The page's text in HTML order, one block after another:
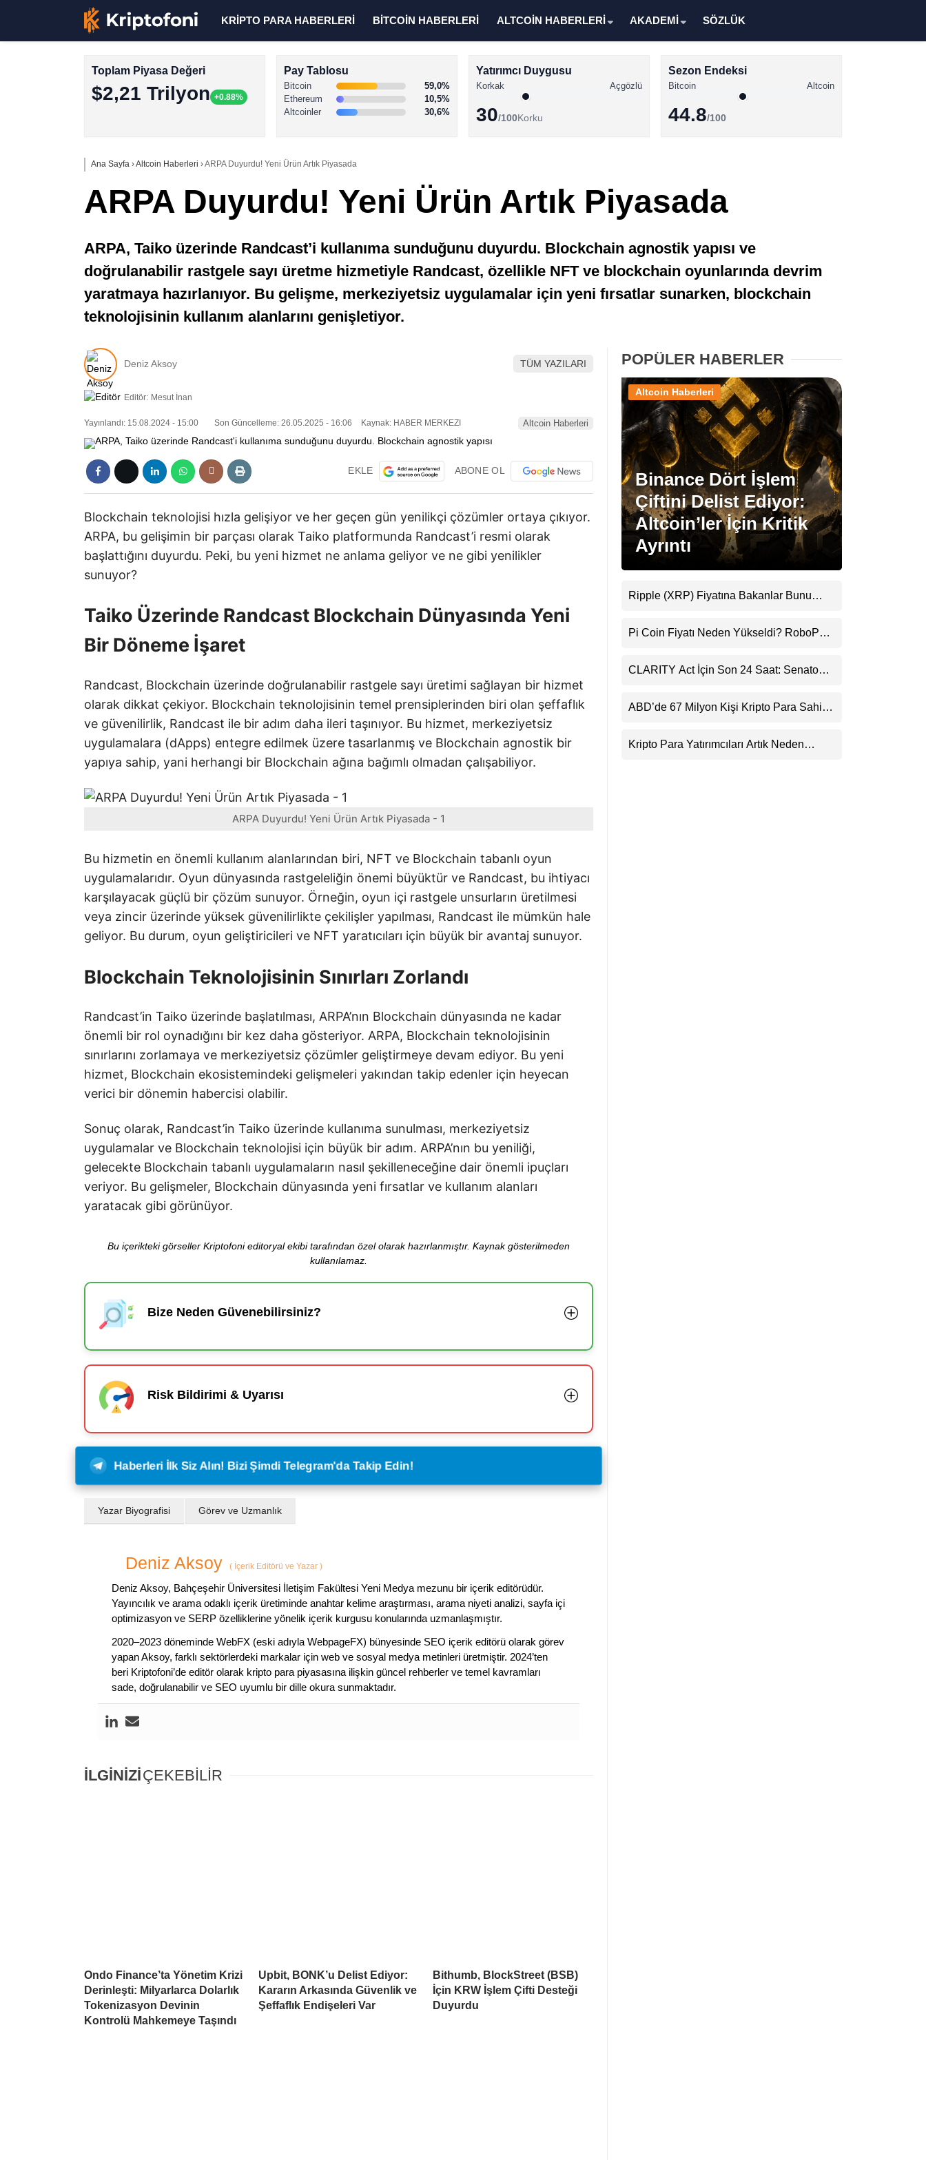
XRP Haberleri
Facebook
Instagram
Youtube
TikTok
KRİPTO PARA HABERLERİ BİTCOİN HABERLERİ ALTCOİN HABERLERİ AKADEMİ SÖZLÜK
Toplam Piyasa Değeri
$2,21 Trilyon +0.88%
Pay Tablosu
Bitcoin
59,0%
Ethereum
10,5%
Altcoinler
30,6%
Yatırımcı Duygusu
Korkak Açgözlü
30/100Korku
Sezon Endeksi
Bitcoin Altcoin
44.8/100
Ana Sayfa ›Altcoin Haberleri ›ARPA Duyurdu! Yeni Ürün Artık Piyasada
ARPA Duyurdu! Yeni Ürün Artık Piyasada
ARPA, Taiko üzerinde Randcast’i kullanıma sunduğunu duyurdu. Blockchain agnostik yapısı ve
doğrulanabilir rastgele sayı üretme hizmetiyle Randcast, özellikle NFT ve blockchain oyunlarında devrim
yaratmaya hazırlanıyor. Bu gelişme, merkeziyetsiz uygulamalar için yeni fırsatlar sunarken, blockchain
teknolojisinin kullanım alanlarını genişletiyor.
Deniz Aksoy TÜM YAZILARI
Editör: Mesut İnan
Yayınlandı: 15.08.2024 - 15:00 Son Güncelleme: 26.05.2025 - 16:06 Kaynak: HABER MERKEZI Altcoin Haberleri
EKLE ABONE OL
Blockchain teknolojisi hızla gelişiyor ve her geçen gün yenilikçi çözümler ortaya çıkıyor.
ARPA, bu gelişimin bir parçası olarak Taiko platformunda Randcast’i resmi olarak
başlattığını duyurdu. Peki, bu yeni hizmet ne anlama geliyor ve ne gibi yenilikler
sunuyor?
Taiko Üzerinde Randcast Blockchain Dünyasında Yeni
Bir Döneme İşaret
Randcast, Blockchain üzerinde doğrulanabilir rastgele sayı üretimi sağlayan bir hizmet
olarak dikkat çekiyor. Blockchain teknolojisinin temel prensiplerinden biri olan şeffaflık
ve güvenilirlik, Randcast ile bir adım daha ileri taşınıyor. Bu hizmet, merkeziyetsiz
uygulamalara (dApps) entegre edilmek üzere tasarlanmış ve Blockchain agnostik bir
yapıya sahip, yani herhangi bir Blockchain ağına bağımlı olmadan çalışabiliyor.
ARPA Duyurdu! Yeni Ürün Artık Piyasada - 1
Bu hizmetin en önemli kullanım alanlarından biri, NFT ve Blockchain tabanlı oyun
uygulamalarıdır. Oyun dünyasında rastgeleliğin önemi büyüktür ve Randcast, bu ihtiyacı
karşılayacak güçlü bir çözüm sunuyor. Örneğin, oyun içi rastgele unsurların üretilmesi
veya zincir üzerinde yüksek güvenilirlikte çekilişler yapılması, Randcast ile mümkün hale
geliyor. Bu durum, oyun geliştiricileri ve NFT yaratıcıları için büyük bir avantaj sunuyor.
Blockchain Teknolojisinin Sınırları Zorlandı
Randcast’in Taiko üzerinde başlatılması, ARPA’nın Blockchain dünyasında ne kadar
önemli bir rol oynadığını bir kez daha gösteriyor. ARPA, Blockchain teknolojisinin
sınırlarını zorlamaya ve merkeziyetsiz çözümler geliştirmeye devam ediyor. Bu yeni
hizmet, Blockchain ekosistemindeki gelişmeleri yakından takip edenler için heyecan
verici bir dönemin habercisi olabilir.
Sonuç olarak, Randcast’in Taiko üzerinde kullanıma sunulması, merkeziyetsiz
uygulamalar ve Blockchain teknolojisi için büyük bir adım. ARPA’nın bu yeniliği,
gelecekte Blockchain tabanlı uygulamaların nasıl şekilleneceğine dair önemli ipuçları
veriyor. Bu gelişmeler, Blockchain dünyasında yeni fırsatlar ve kullanım alanları
yaratacak gibi görünüyor.
Bu içerikteki görseller Kriptofoni editoryal ekibi tarafından özel olarak hazırlanmıştır. Kaynak gösterilmeden
kullanılamaz.
Bize Neden Güvenebilirsiniz?
Risk Bildirimi & Uyarısı
Haberleri İlk Siz Alın! Bizi Şimdi Telegram'da Takip Edin!
Yazar Biyografisi Görev ve Uzmanlık
Deniz Aksoy ( İçerik Editörü ve Yazar )
Deniz Aksoy, Bahçeşehir Üniversitesi İletişim Fakültesi Yeni Medya mezunu bir içerik editörüdür.
Yayıncılık ve arama odaklı içerik üretiminde anahtar kelime araştırması, arama niyeti analizi, sayfa içi
optimizasyon ve SERP özelliklerine yönelik içerik kurgusu konularında uzmanlaşmıştır.
2020–2023 döneminde WebFX (eski adıyla WebpageFX) bünyesinde SEO içerik editörü olarak görev
yapan Aksoy, farklı sektörlerdeki markalar için web ve sosyal medya metinleri üretmiştir. 2024’ten
beri Kriptofoni’de editör olarak kripto para piyasasına ilişkin güncel rehberler ve temel kavramları
sade, doğrulanabilir ve SEO uyumlu bir dille okura sunmaktadır.
İLGİNİZİÇEKEBİLİR
Ondo Finance’ta Yönetim Krizi
Derinleşti: Milyarlarca Dolarlık
Tokenizasyon Devinin
Kontrolü Mahkemeye Taşındı
Upbit, BONK’u Delist Ediyor:
Kararın Arkasında Güvenlik ve
Şeffaflık Endişeleri Var
Bithumb, BlockStreet (BSB)
İçin KRW İşlem Çifti Desteği
Duyurdu
POPÜLER HABERLER
Binance Dört İşlem
Çiftini Delist Ediyor:
Altcoin’ler İçin Kritik
Ayrıntı
Altcoin Haberleri
Ripple (XRP) Fiyatına Bakanlar Bunu
Uyarı
Pi Coin Fiyatı Neden Yükseldi? RoboPay
Destekledi
CLARITY Act İçin Son 24 Saat: Senato
Beklentisini Bozabilir
ABD’de 67 Milyon Kişi Kripto Para Sahibi:
Kripto Para Yatırımcıları Artık Neden